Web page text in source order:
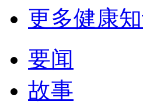
更多健康
要闻
故事